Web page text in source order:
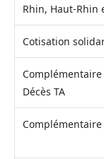
Rhin, Haut-Rhin
Cotisation
Décès TA
Complémentaire